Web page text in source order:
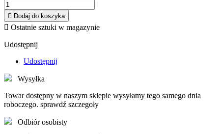
 Dodaj do koszyka
 Ostatnie sztuki w magazynie
Udostępnij
Udostępnij
Wysyłka
Towar dostępny w naszym sklepie wysyłamy tego samego dnia
roboczego. sprawdź szczegoły
Odbiór osobisty